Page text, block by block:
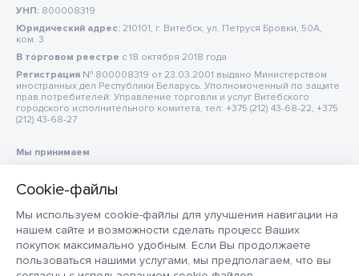
Мы используем cookie-файлы для улучшения навигации на
нашем сайте и возможности сделать процесс Ваших
покупок максимально удобным. Если Вы продолжаете
пользоваться нашими услугами, мы предполагаем, что вы
УНП: 800008319
Юридический адрес: 210101, г. Витебск, ул. Петруся Бровки, 50А,
ком. 3
В торговом реестре c 18 октября 2018 года
Регистрация № 800008319 от 23.03.2001 выдано Министерством
иностранных дел Республики Беларусь. Уполномоченный по защите
прав потребителей: Управление торговли и услуг Витебского
городского исполнительного комитета, тел: +375 (212) 43-68-22, +375
(212) 43-68-27
Мы принимаем